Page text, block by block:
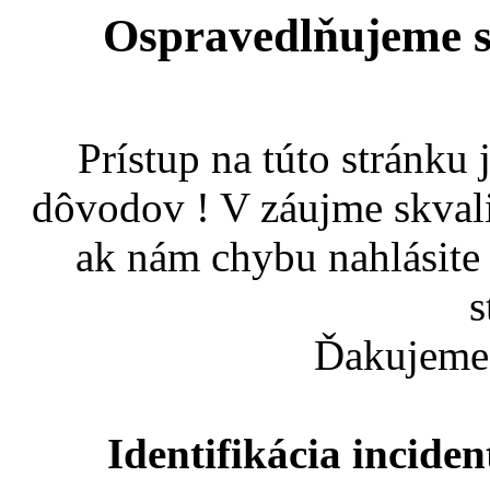
Ospravedlňujeme
Prístup na túto stránku
dôvodov ! V záujme
ak nám chybu
Identifikácia